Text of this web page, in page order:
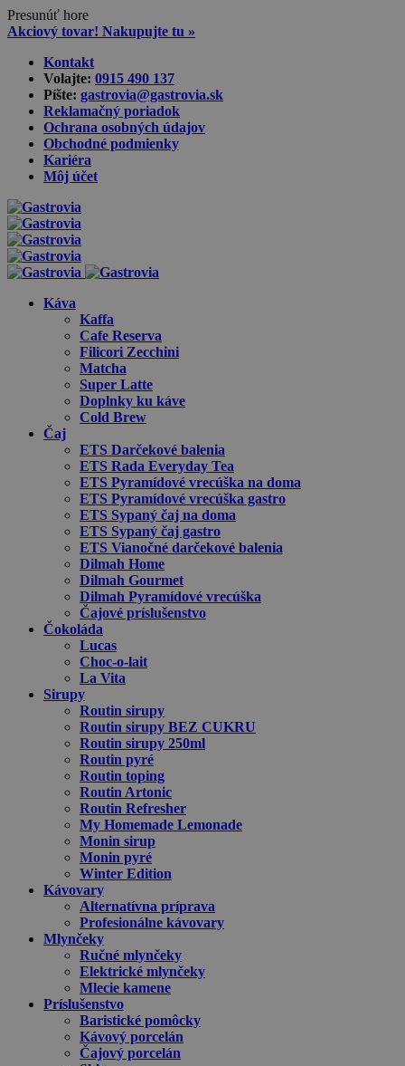
Presunúť hore
Akciový tovar! Nakupujte tu »
content
Kontakt
Volajte: 0915 490 137‬
Píšte: gastrovia@gastrovia.sk‬
Reklamačný poriadok
Ochrana osobných údajov
Obchodné podmienky
Kariéra
Môj účet
Káva
Kaffa
Cafe Reserva
Filicori Zecchini
Matcha
Super Latte
Doplnky ku káve
Cold Brew
Čaj
ETS Darčekové balenia
ETS Rada Everyday Tea
ETS Pyramídové vrecúška na doma
ETS Pyramídové vrecúška gastro
ETS Sypaný čaj na doma
ETS Sypaný čaj gastro
ETS Vianočné darčekové balenia
Dilmah Home
Dilmah Gourmet
Dilmah Pyramídové vrecúška
Čajové príslušenstvo
Čokoláda
Lucas
Choc-o-lait
La Vita
Sirupy
Routin sirupy
Routin sirupy BEZ CUKRU
Routin sirupy 250ml
Routin pyré
Routin toping
Routin Artonic
Routin Refresher
My Homemade Lemonade
Monin sirup
Monin pyré
Winter Edition
Kávovary
Alternatívna príprava
Profesionálne kávovary
Mlynčeky
Ručné mlynčeky
Elektrické mlynčeky
Mlecie kamene
Príslušenstvo
Baristické pomôcky
Kávový porcelán
Čajový porcelán